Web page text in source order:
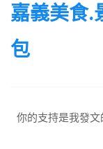
嘉義美食.
包
你的支持是我發